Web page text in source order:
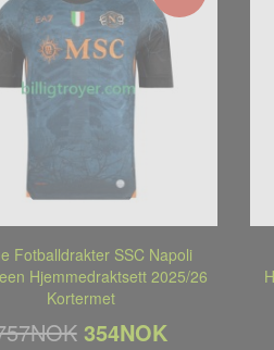
Fotballdrakter SSC Napoli
Hjemmedraktsett 2025/26
Kortermet
354NOK